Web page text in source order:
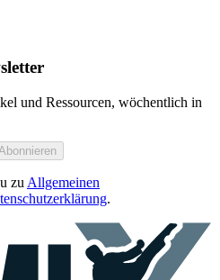
und Ressourcen, wöchentlich in
zu Allgemeinen
.